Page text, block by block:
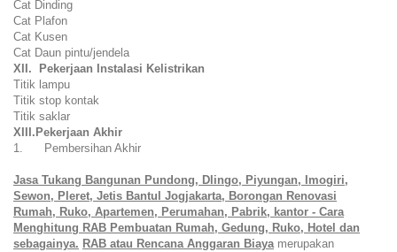
Cat Dinding
Cat Plafon
Cat Kusen
Cat Daun pintu/jendela
XII. Pekerjaan Instalasi Kelistrikan
Titik lampu
Titik stop kontak
Titik saklar
XIII.Pekerjaan Akhir
1. Pembersihan Akhir
Jasa Tukang Bangunan Pundong, Dlingo, Piyungan, Imogiri,
Sewon, Pleret, Jetis Bantul Jogjakarta, Borongan Renovasi
Rumah, Ruko, Apartemen, Perumahan, Pabrik, kantor - Cara
Menghitung RAB Pembuatan Rumah, Gedung, Ruko, Hotel dan
sebagainya. RAB atau Rencana Anggaran Biayamerupakan